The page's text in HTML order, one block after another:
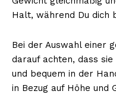
Halt, während Du dich
Bei der Auswahl einer
darauf achten, dass
und bequem in der
in Bezug auf Höhe